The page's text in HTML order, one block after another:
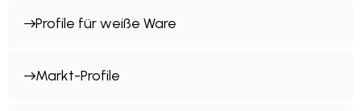
Profile für weiße Ware
Markt-Profile